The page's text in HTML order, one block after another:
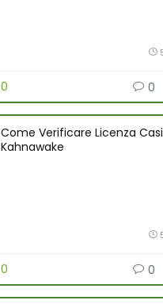
0 0
Come Verificare Licenza
Kahnawake
0 0